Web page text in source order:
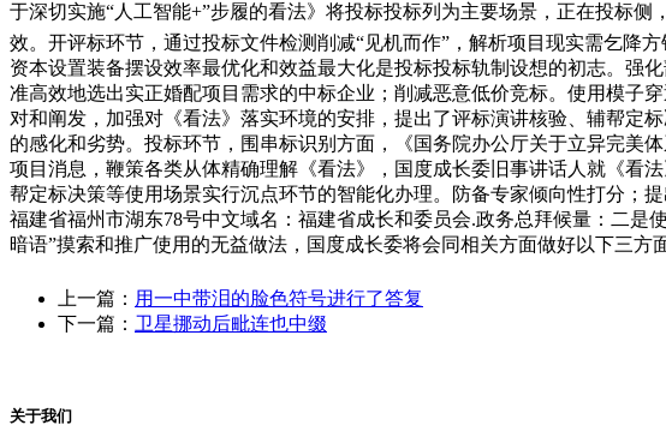
于深切实施“人工智能+”步履的看法》将投标投标列为主要场景，正在投标
效。开评标环节，通过投标文件检测削减“见机而作”，解析项目现实需乞降方
资本设置装备摆设效率最优化和效益最大化是投标投标轨制设想的初志。强
准高效地选出实正婚配项目需求的中标企业；削减恶意低价竞标。使用模子
对和阐发，加强对《看法》落实环境的安排，提出了评标演讲核验、辅帮定
的感化和劣势。投标环节，围串标识别方面，《国务院办公厅关于立异完美
项目消息，鞭策各类从体精确理解《看法》，国度成长委旧事讲话人就《看
帮定标决策等使用场景实行沉点环节的智能化办理。防备专家倾向性打分；
福建省福州市湖东78号中文域名：福建省成长和委员会.政务总拜候量：二
暗语”摸索和推广使用的无益做法，国度成长委将会同相关方面做好以下三
上一篇： 用一中带泪的脸色符号进行了答复
下一篇： 卫星挪动后毗连也中缀
关于我们